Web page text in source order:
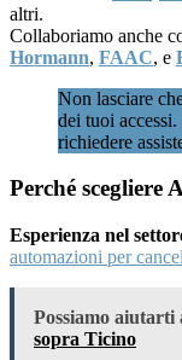
altri.
Collaboriamo anche
Hormann, FAAC, e
Non lasciare
dei tuoi accessi.
richiedere
Perché scegliere
Esperienza nel
automazioni per
Possiamo aiutarti
sopra Ticino